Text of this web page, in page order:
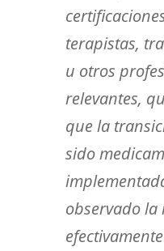
terapistas,
u otros
relevantes,
que la
sido
observado la